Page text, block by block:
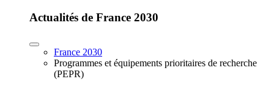
Actualités de France 2030
France 2030
Programmes et équipements prioritaires de recherche
(PEPR)